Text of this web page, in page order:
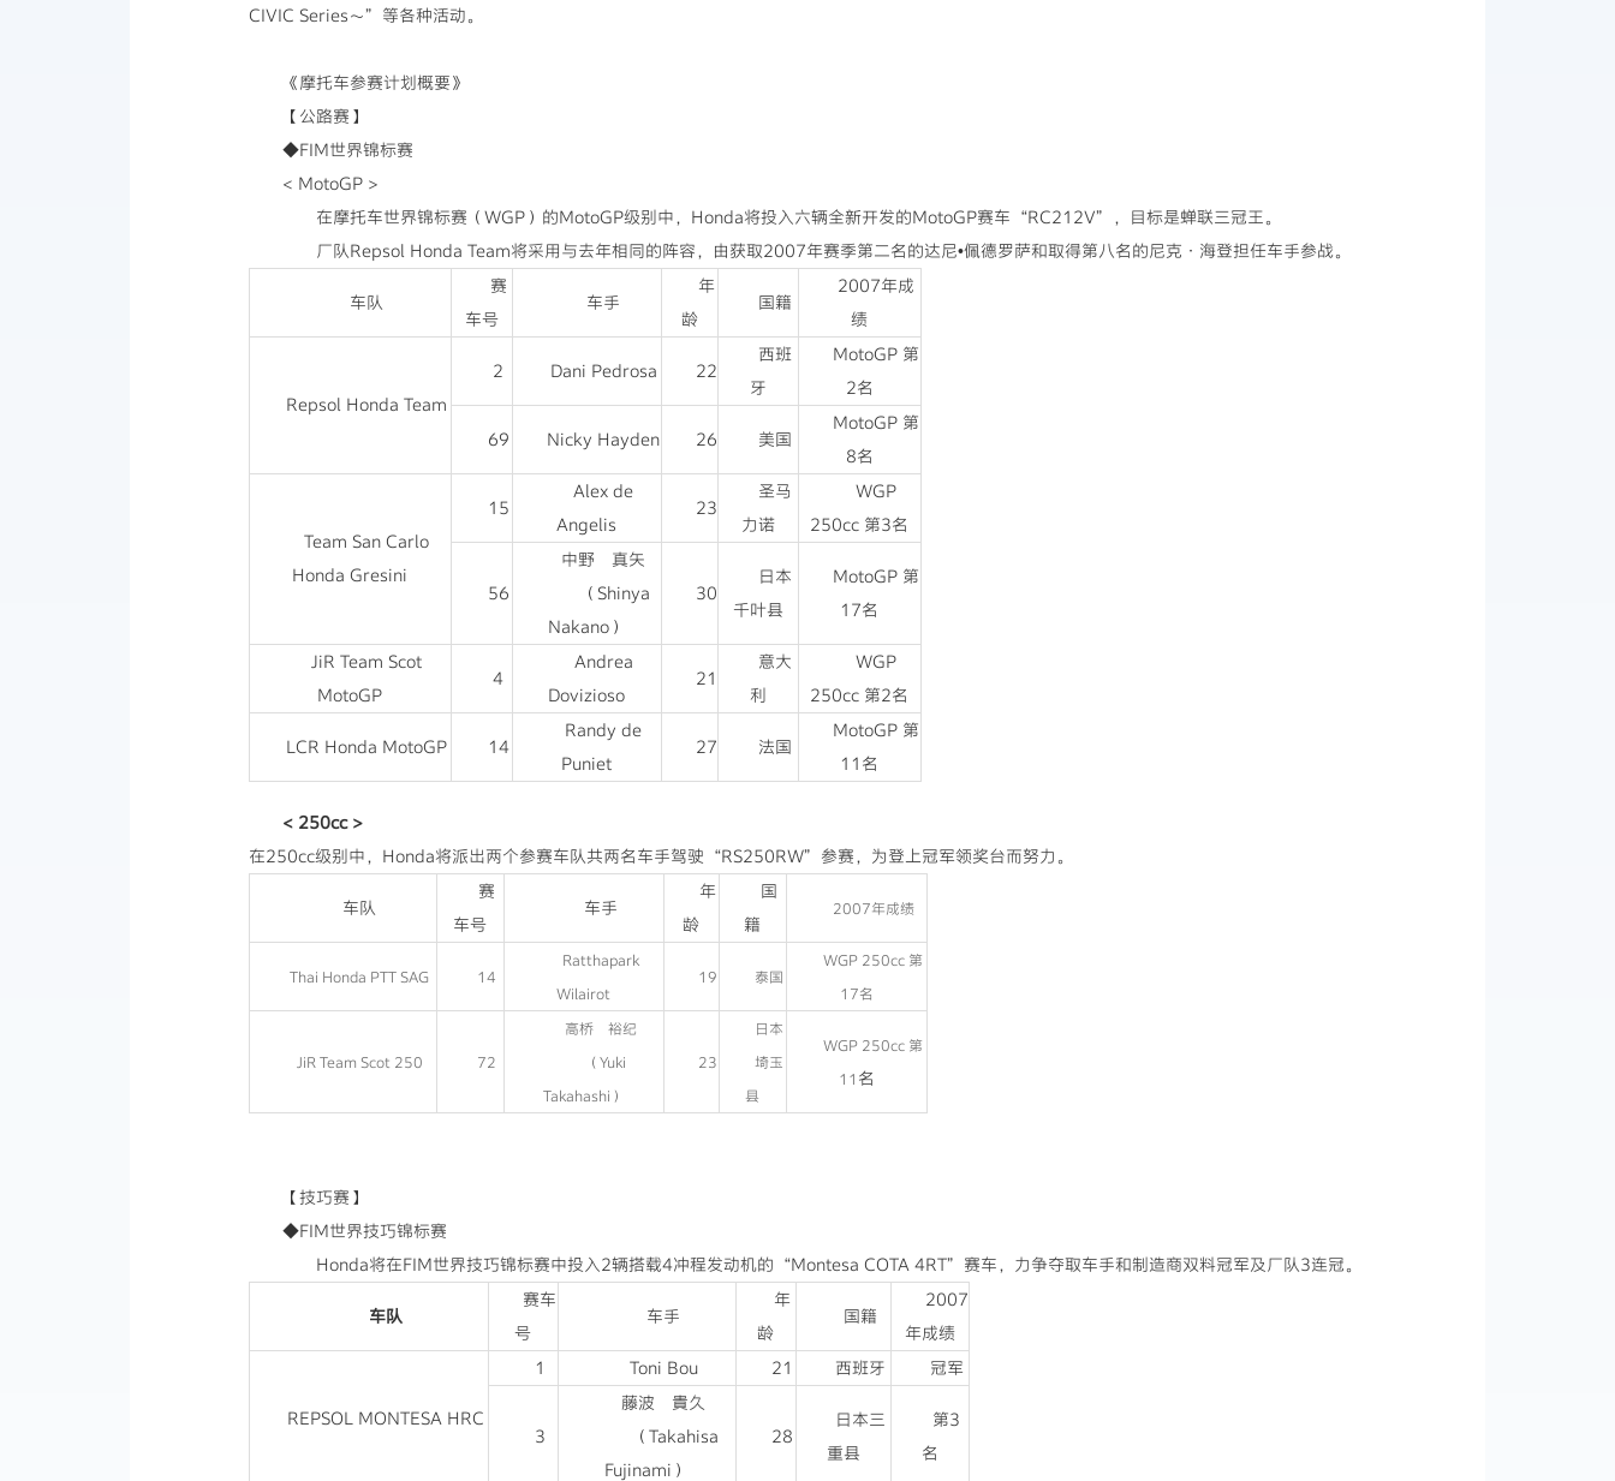
CIVIC Series～”等各种活动。
《摩托车参赛计划概要》
【公路赛】
◆FIM世界锦标赛
< MotoGP >
在摩托车世界锦标赛（WGP）的MotoGP级别中，Honda将投入六辆全新开发的MotoGP赛车“RC212V”，目标是蝉联三冠王。
厂队Repsol Honda Team将采用与去年相同的阵容，由获取2007年赛季第二名的达尼•佩德罗萨和取得第八名的尼克·海登担任车手参战。
车队
赛
车号
车手
年
龄
国籍
2007年成
绩
Repsol Honda Team
2 Dani Pedrosa 22
西班
牙
MotoGP 第
2名
69 Nicky Hayden 26 美国
MotoGP 第
8名
Team San Carlo
Honda Gresini
15
Alex de
Angelis
23
圣马
力诺
WGP
250cc 第3名
56
中野 真矢
（Shinya
Nakano）
30
日本
千叶县
MotoGP 第
17名
JiR Team Scot
MotoGP
4
Andrea
Dovizioso
21
意大
利
WGP
250cc 第2名
LCR Honda MotoGP 14
Randy de
Puniet
27 法国
MotoGP 第
11名
< 250cc >
在250cc级别中，Honda将派出两个参赛车队共两名车手驾驶“RS250RW”参赛，为登上冠军领奖台而努力。
车队
赛
车号
车手
年
龄
国
籍
2007年成绩
Thai Honda PTT SAG 14
Ratthapark
Wilairot
19 泰国
WGP 250cc 第
17名
JiR Team Scot 250 72
高桥 裕纪
（Yuki
Takahashi）
23
日本
埼玉
县
WGP 250cc 第
11 名
【技巧赛】
◆FIM世界技巧锦标赛
Honda将在FIM世界技巧锦标赛中投入2辆搭载4冲程发动机的“Montesa COTA 4RT”赛车，力争夺取车手和制造商双料冠军及厂队3连冠。
车队
赛车
号
车手
年
龄
国籍
2007
年成绩
REPSOL MONTESA HRC
1 Toni Bou 21 西班牙 冠军
3
藤波 貴久
（Takahisa
Fujinami）
28
日本三
重县
第3
名